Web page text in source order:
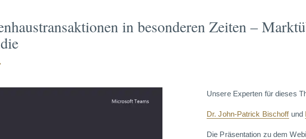
in besonderen Zeiten –
Unsere Experten für dieses
Dr. John-Patrick Bischoffund
Die Präsentation zu dem